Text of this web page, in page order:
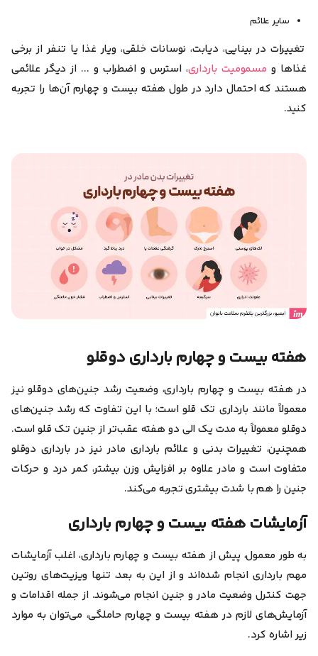
سایر علائم
تغییرات در بینایی، دیابت، نوسانات خلقی، ویار غذا یا تنفر از برخی
غذاها و مسمومیت بارداری، استرس و اضطراب و ... از دیگر علائمی
هستند که احتمال دارد در طول هفته بیست و چهارم آن‌ها را تجربه
کنید.
هفته بیست و چهارم بارداری دوقلو
در هفته بیست و چهارم بارداری، وضعیت رشد جنین‌های دوقلو نیز
معمولاً مانند بارداری تک قلو است؛ با این تفاوت که رشد جنین‌های
دوقلو‌ معمولاً به مدت یک الی دو هفته عقب‌تر از جنین تک قلو است.
همچنین، تغییرات بدنی و علائم بارداری مادر نیز در بارداری دوقلو
متفاوت است و مادر علاوه بر افزایش وزن بیشتر، کمر درد و حرکات
جنین را هم با شدت بیشتری تجربه می‌کند.
آزمایشات هفته بیست و چهارم بارداری
به طور معمول، پیش از هفته‌ بیست و چهارم بارداری، اغلب آزمایشات
مهم بارداری انجام شده‌اند و از این به بعد، تنها ویزیت‌های روتین
جهت کنترل وضعیت مادر و جنین انجام می‌شوند. از جمله اقدامات و
آزمایش‌های لازم در هفته بیست و چهارم حاملگی، می‌توان به موارد
زیر اشاره کرد.